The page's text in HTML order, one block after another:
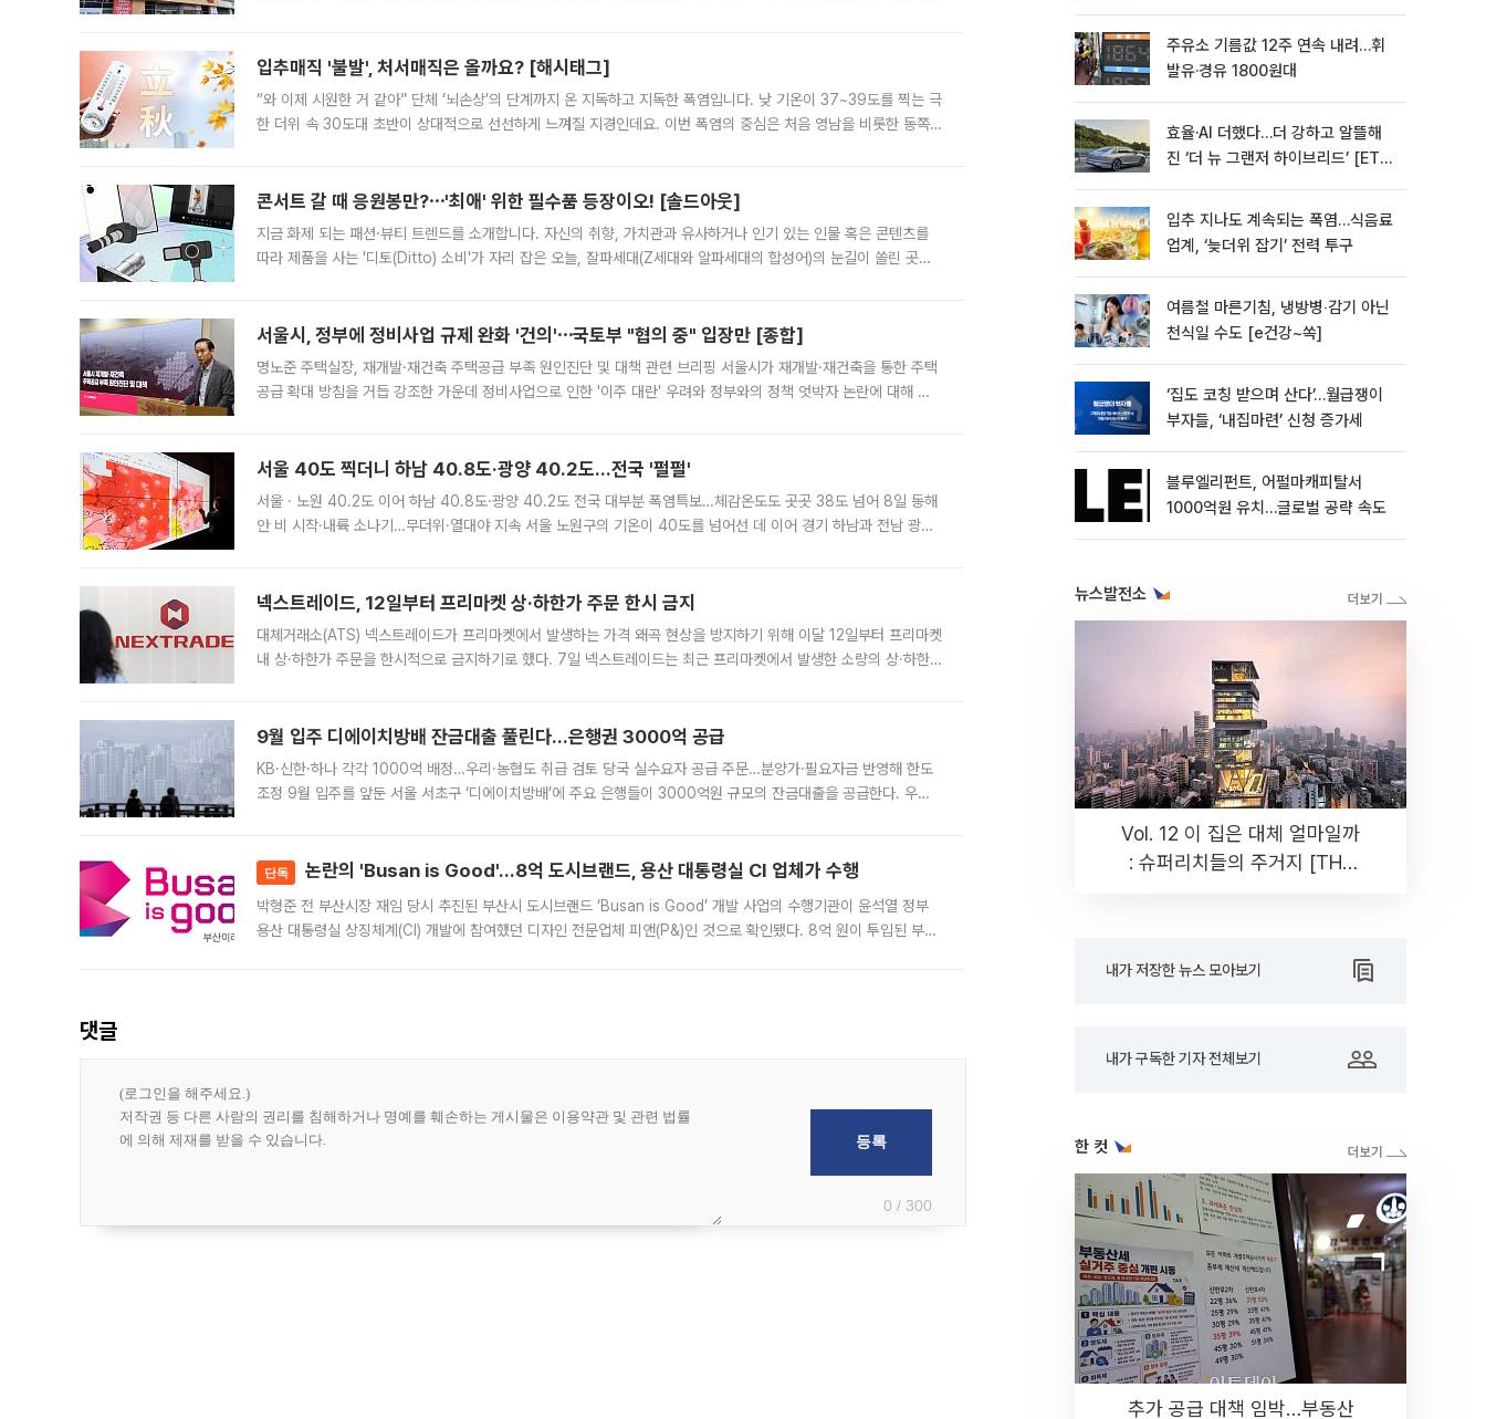
입추매직 '불발', 처서매직은 올까요? [해시태그]
“와 이제 시원한 거 같아” 단체 ‘뇌손상’의 단계까지 온 지독하고 지독한 폭염입니다. 낮 기온이 37~39도를 찍는 극
한 더위 속 30도대 초반이 상대적으로 선선하게 느껴질 지경인데요. 이번 폭염의 중심은 처음 영남을 비롯한 동쪽
콘서트 갈 때 응원봉만?⋯'최애' 위한 필수품 등장이오! [솔드아웃]
지금 화제 되는 패션·뷰티 트렌드를 소개합니다. 자신의 취향, 가치관과 유사하거나 인기 있는 인물 혹은 콘텐츠를
따라 제품을 사는 '디토(Ditto) 소비'가 자리 잡은 오늘, 잘파세대(Z세대와 알파세대의 합성어)의 눈길이 쏠린 곳은
서울시, 정부에 정비사업 규제 완화 '건의'⋯국토부 "협의 중" 입장만 [종합]
명노준 주택실장, 재개발·재건축 주택공급 부족 원인진단 및 대책 관련 브리핑 서울시가 재개발·재건축을 통한 주택
공급 확대 방침을 거듭 강조한 가운데 정비사업으로 인한 '이주 대란' 우려와 정부와의 정책 엇박자 논란에 대해 정
서울 40도 찍더니 하남 40.8도·광양 40.2도…전국 '펄펄'
서울ㆍ노원 40.2도 이어 하남 40.8도·광양 40.2도 전국 대부분 폭염특보…체감온도도 곳곳 38도 넘어 8일 동해
안 비 시작·내륙 소나기…무더위·열대야 지속 서울 노원구의 기온이 40도를 넘어선 데 이어 경기 하남과 전남 광양
넥스트레이드, 12일부터 프리마켓 상·하한가 주문 한시 금지
대체거래소(ATS) 넥스트레이드가 프리마켓에서 발생하는 가격 왜곡 현상을 방지하기 위해 이달 12일부터 프리마켓
내 상·하한가 주문을 한시적으로 금지하기로 했다. 7일 넥스트레이드는 최근 프리마켓에서 발생한 소량의 상·하한
9월 입주 디에이치방배 잔금대출 풀린다…은행권 3000억 공급
KB·신한·하나 각각 1000억 배정…우리·농협도 취급 검토 당국 실수요자 공급 주문…분양가·필요자금 반영해 한도
조정 9월 입주를 앞둔 서울 서초구 ‘디에이치방배’에 주요 은행들이 3000억원 규모의 잔금대출을 공급한다. 우리
단독 논란의 'Busan is Good'…8억 도시브랜드, 용산 대통령실 CI 업체가 수행
박형준 전 부산시장 재임 당시 추진된 부산시 도시브랜드 ‘Busan is Good’ 개발 사업의 수행기관이 윤석열 정부
용산 대통령실 상징체계(CI) 개발에 참여했던 디자인 전문업체 피앤(P&)인 것으로 확인됐다. 8억 원이 투입된 부산
댓글
0 / 300
주유소 기름값 12주 연속 내려…휘
발유·경유 1800원대
효율·AI 더했다…더 강하고 알뜰해
진 ‘더 뉴 그랜저 하이브리드’ [ET의
입추 지나도 계속되는 폭염…식음료
업계, ‘늦더위 잡기’ 전력 투구
여름철 마른기침, 냉방병‧감기 아닌
천식일 수도 [e건강~쏙]
‘집도 코칭 받으며 산다’…월급쟁이
부자들, ‘내집마련’ 신청 증가세
블루엘리펀트, 어펄마캐피탈서
1000억원 유치…글로벌 공략 속도
뉴스발전소
Vol. 12 이 집은 대체 얼마일까
: 슈퍼리치들의 주거지 [THE
내가 저장한 뉴스 모아보기
내가 구독한 기자 전체보기
한 컷
추가 공급 대책 임박…부동산